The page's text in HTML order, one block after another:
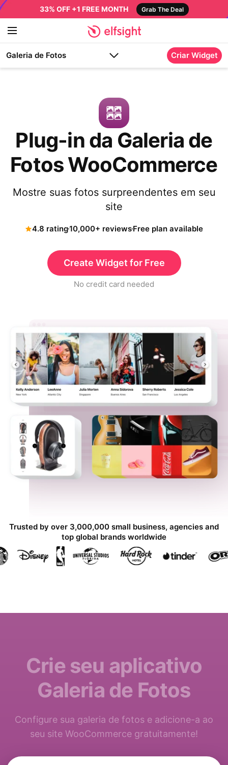
33% OFF +1 FREE MONTH Grab The Deal
Galeria de Fotos Criar Widget
Plug-in da Galeria de
Fotos WooCommerce
Mostre suas fotos surpreendentes em seu
site
4.8 rating10,000+ reviewsFree plan available
Create Widget for Free
No credit card needed
Trusted by over 3,000,000 small business, agencies and
top global brands worldwide
Crie seu aplicativo
Galeria de Fotos
Configure sua galeria de fotos e adicione-a ao
seu site WooCommerce gratuitamente!